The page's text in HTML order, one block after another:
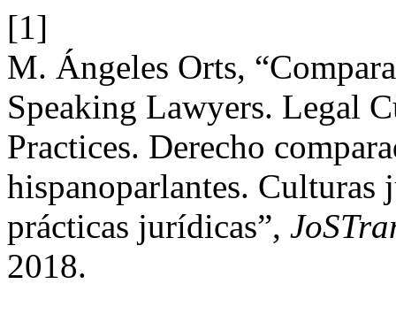
[1]
M. Ángeles Orts,
Speaking Lawyers. Legal
Practices. Derecho
hispanoparlantes.
prácticas jurídicas”,
2018.